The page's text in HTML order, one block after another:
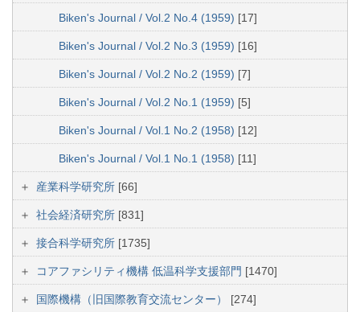
Biken's Journal / Vol.2 No.4 (1959) [17]
Biken's Journal / Vol.2 No.3 (1959) [16]
Biken's Journal / Vol.2 No.2 (1959) [7]
Biken's Journal / Vol.2 No.1 (1959) [5]
Biken's Journal / Vol.1 No.2 (1958) [12]
Biken's Journal / Vol.1 No.1 (1958) [11]
産業科学研究所 [66]
社会経済研究所 [831]
接合科学研究所 [1735]
コアファシリティ機構 低温科学支援部門 [1470]
国際機構（旧国際教育交流センター） [274]